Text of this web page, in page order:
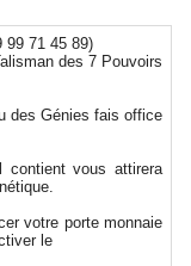
99 71 45 89)
des 7 Pouvoirs
des Génies fais office
contient vous attirera
votre porte monnaie
le